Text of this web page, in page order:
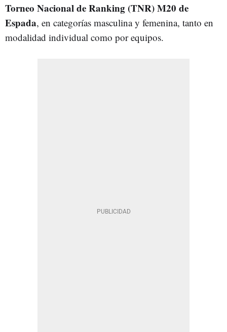
Torneo Nacional de Ranking (TNR) M20 de
Espada, en categorías masculina y femenina, tanto en
modalidad individual como por equipos.